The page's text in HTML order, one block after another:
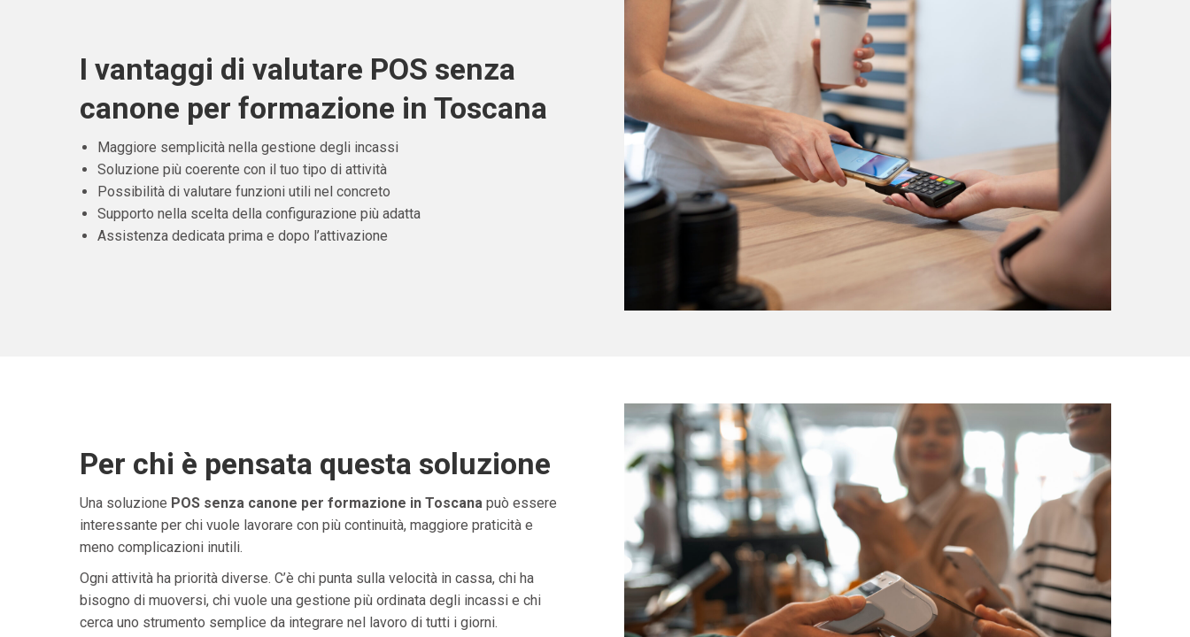
I vantaggi di valutare POS senza
canone per formazione in Toscana
Maggiore semplicità nella gestione degli incassi
Soluzione più coerente con il tuo tipo di attività
Possibilità di valutare funzioni utili nel concreto
Supporto nella scelta della configurazione più adatta
Assistenza dedicata prima e dopo l’attivazione
Per chi è pensata questa soluzione
Una soluzione POS senza canone per formazione in Toscanapuò essere
interessante per chi vuole lavorare con più continuità, maggiore praticità e
meno complicazioni inutili.
Ogni attività ha priorità diverse. C’è chi punta sulla velocità in cassa, chi ha
bisogno di muoversi, chi vuole una gestione più ordinata degli incassi e chi
cerca uno strumento semplice da integrare nel lavoro di tutti i giorni.